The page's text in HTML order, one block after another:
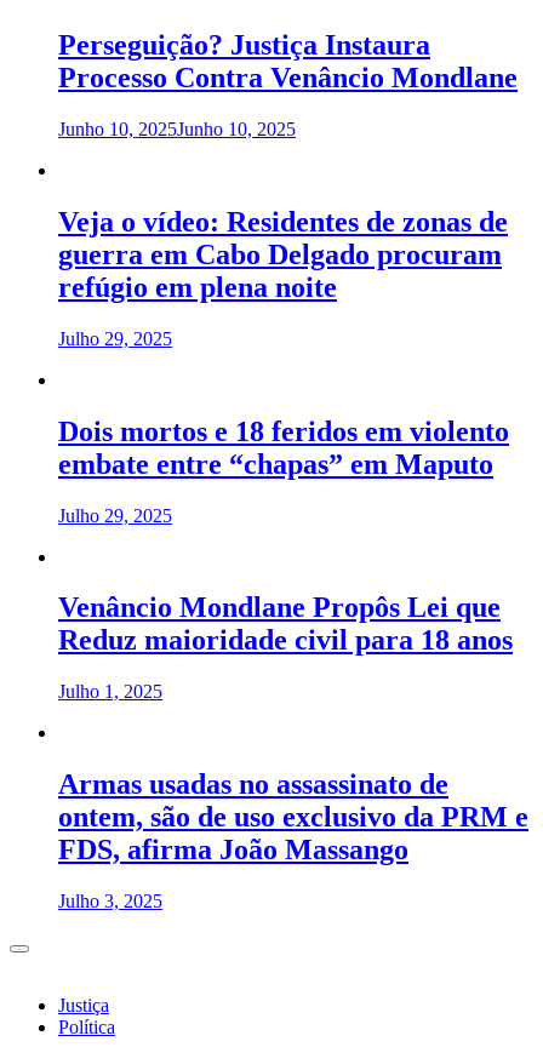
Perseguição? Justiça Instaura
Processo Contra Venâncio Mondlane
Junho 10, 2025Junho 10, 2025
Veja o vídeo: Residentes de zonas de
guerra em Cabo Delgado procuram
refúgio em plena noite
Julho 29, 2025
Dois mortos e 18 feridos em violento
embate entre “chapas” em Maputo
Julho 29, 2025
Venâncio Mondlane Propôs Lei que
Reduz maioridade civil para 18 anos
Julho 1, 2025
Armas usadas no assassinato de
ontem, são de uso exclusivo da PRM e
FDS, afirma João Massango
Julho 3, 2025
Justiça
Política